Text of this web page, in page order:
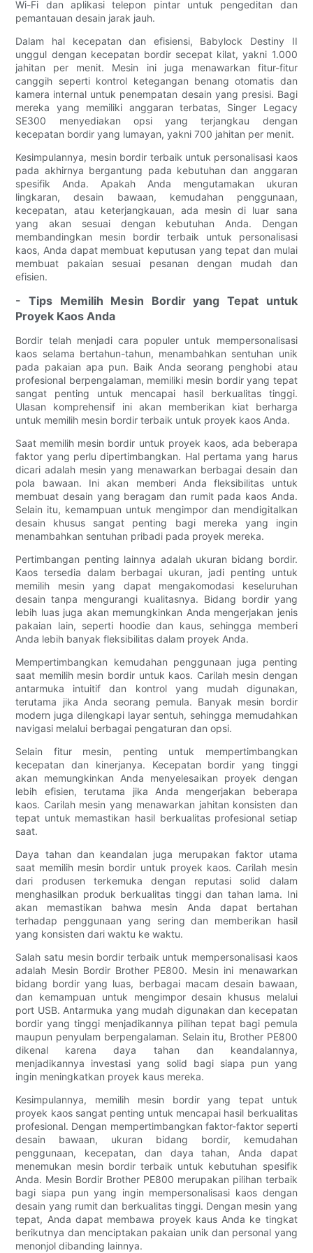
Wi-Fi dan aplikasi telepon pintar untuk pengeditan dan
pemantauan desain jarak jauh.
Dalam hal kecepatan dan efisiensi, Babylock Destiny II
unggul dengan kecepatan bordir secepat kilat, yakni 1.000
jahitan per menit. Mesin ini juga menawarkan fitur-fitur
canggih seperti kontrol ketegangan benang otomatis dan
kamera internal untuk penempatan desain yang presisi. Bagi
mereka yang memiliki anggaran terbatas, Singer Legacy
SE300 menyediakan opsi yang terjangkau dengan
kecepatan bordir yang lumayan, yakni 700 jahitan per menit.
Kesimpulannya, mesin bordir terbaik untuk personalisasi kaos
pada akhirnya bergantung pada kebutuhan dan anggaran
spesifik Anda. Apakah Anda mengutamakan ukuran
lingkaran, desain bawaan, kemudahan penggunaan,
kecepatan, atau keterjangkauan, ada mesin di luar sana
yang akan sesuai dengan kebutuhan Anda. Dengan
membandingkan mesin bordir terbaik untuk personalisasi
kaos, Anda dapat membuat keputusan yang tepat dan mulai
membuat pakaian sesuai pesanan dengan mudah dan
efisien.
- Tips Memilih Mesin Bordir yang Tepat untuk
Proyek Kaos Anda
Bordir telah menjadi cara populer untuk mempersonalisasi
kaos selama bertahun-tahun, menambahkan sentuhan unik
pada pakaian apa pun. Baik Anda seorang penghobi atau
profesional berpengalaman, memiliki mesin bordir yang tepat
sangat penting untuk mencapai hasil berkualitas tinggi.
Ulasan komprehensif ini akan memberikan kiat berharga
untuk memilih mesin bordir terbaik untuk proyek kaos Anda.
Saat memilih mesin bordir untuk proyek kaos, ada beberapa
faktor yang perlu dipertimbangkan. Hal pertama yang harus
dicari adalah mesin yang menawarkan berbagai desain dan
pola bawaan. Ini akan memberi Anda fleksibilitas untuk
membuat desain yang beragam dan rumit pada kaos Anda.
Selain itu, kemampuan untuk mengimpor dan mendigitalkan
desain khusus sangat penting bagi mereka yang ingin
menambahkan sentuhan pribadi pada proyek mereka.
Pertimbangan penting lainnya adalah ukuran bidang bordir.
Kaos tersedia dalam berbagai ukuran, jadi penting untuk
memilih mesin yang dapat mengakomodasi keseluruhan
desain tanpa mengurangi kualitasnya. Bidang bordir yang
lebih luas juga akan memungkinkan Anda mengerjakan jenis
pakaian lain, seperti hoodie dan kaus, sehingga memberi
Anda lebih banyak fleksibilitas dalam proyek Anda.
Mempertimbangkan kemudahan penggunaan juga penting
saat memilih mesin bordir untuk kaos. Carilah mesin dengan
antarmuka intuitif dan kontrol yang mudah digunakan,
terutama jika Anda seorang pemula. Banyak mesin bordir
modern juga dilengkapi layar sentuh, sehingga memudahkan
navigasi melalui berbagai pengaturan dan opsi.
Selain fitur mesin, penting untuk mempertimbangkan
kecepatan dan kinerjanya. Kecepatan bordir yang tinggi
akan memungkinkan Anda menyelesaikan proyek dengan
lebih efisien, terutama jika Anda mengerjakan beberapa
kaos. Carilah mesin yang menawarkan jahitan konsisten dan
tepat untuk memastikan hasil berkualitas profesional setiap
saat.
Daya tahan dan keandalan juga merupakan faktor utama
saat memilih mesin bordir untuk proyek kaos. Carilah mesin
dari produsen terkemuka dengan reputasi solid dalam
menghasilkan produk berkualitas tinggi dan tahan lama. Ini
akan memastikan bahwa mesin Anda dapat bertahan
terhadap penggunaan yang sering dan memberikan hasil
yang konsisten dari waktu ke waktu.
Salah satu mesin bordir terbaik untuk mempersonalisasi kaos
adalah Mesin Bordir Brother PE800. Mesin ini menawarkan
bidang bordir yang luas, berbagai macam desain bawaan,
dan kemampuan untuk mengimpor desain khusus melalui
port USB. Antarmuka yang mudah digunakan dan kecepatan
bordir yang tinggi menjadikannya pilihan tepat bagi pemula
maupun penyulam berpengalaman. Selain itu, Brother PE800
dikenal karena daya tahan dan keandalannya,
menjadikannya investasi yang solid bagi siapa pun yang
ingin meningkatkan proyek kaus mereka.
Kesimpulannya, memilih mesin bordir yang tepat untuk
proyek kaos sangat penting untuk mencapai hasil berkualitas
profesional. Dengan mempertimbangkan faktor-faktor seperti
desain bawaan, ukuran bidang bordir, kemudahan
penggunaan, kecepatan, dan daya tahan, Anda dapat
menemukan mesin bordir terbaik untuk kebutuhan spesifik
Anda. Mesin Bordir Brother PE800 merupakan pilihan terbaik
bagi siapa pun yang ingin mempersonalisasi kaos dengan
desain yang rumit dan berkualitas tinggi. Dengan mesin yang
tepat, Anda dapat membawa proyek kaus Anda ke tingkat
berikutnya dan menciptakan pakaian unik dan personal yang
menonjol dibanding lainnya.